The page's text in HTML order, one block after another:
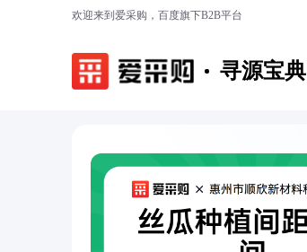
欢迎来到爱采购，百度旗下B2B平台
寻源宝典